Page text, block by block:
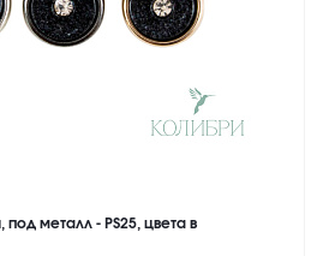
под металл - PS25, цвета в